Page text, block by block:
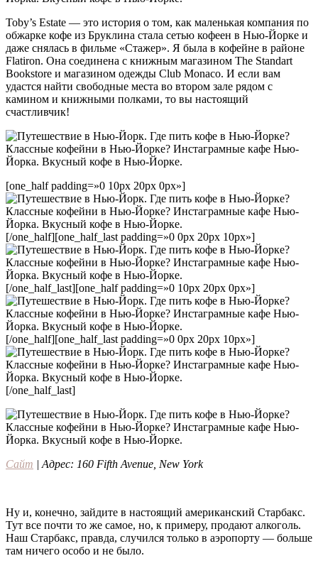
Toby’s Estate — это история о том, как маленькая компания по
обжарке кофе из Бруклина стала сетью кофеен в Нью-Йорке и
даже снялась в фильме «Стажер». Я была в кофейне в районе
Flatiron. Она соединена с книжным магазином The Standart
Bookstore и магазином одежды Club Monaco. И если вам
удастся найти свободные места во втором зале рядом с
камином и книжными полками, то вы настоящий
счастливчик!
[one_half padding=»0 10px 20px 0px»]
[/one_half][one_half_last padding=»0 0px 20px 10px»]
[/one_half_last][one_half padding=»0 10px 20px 0px»]
[/one_half][one_half_last padding=»0 0px 20px 10px»]
[/one_half_last]
Сайт | Адрес: 160 Fifth Avenue, New York
Ну и, конечно, зайдите в настоящий американский Старбакс.
Тут все почти то же самое, но, к примеру, продают алкоголь.
Наш Старбакс, правда, случился только в аэропорту — больше
там ничего особо и не было.